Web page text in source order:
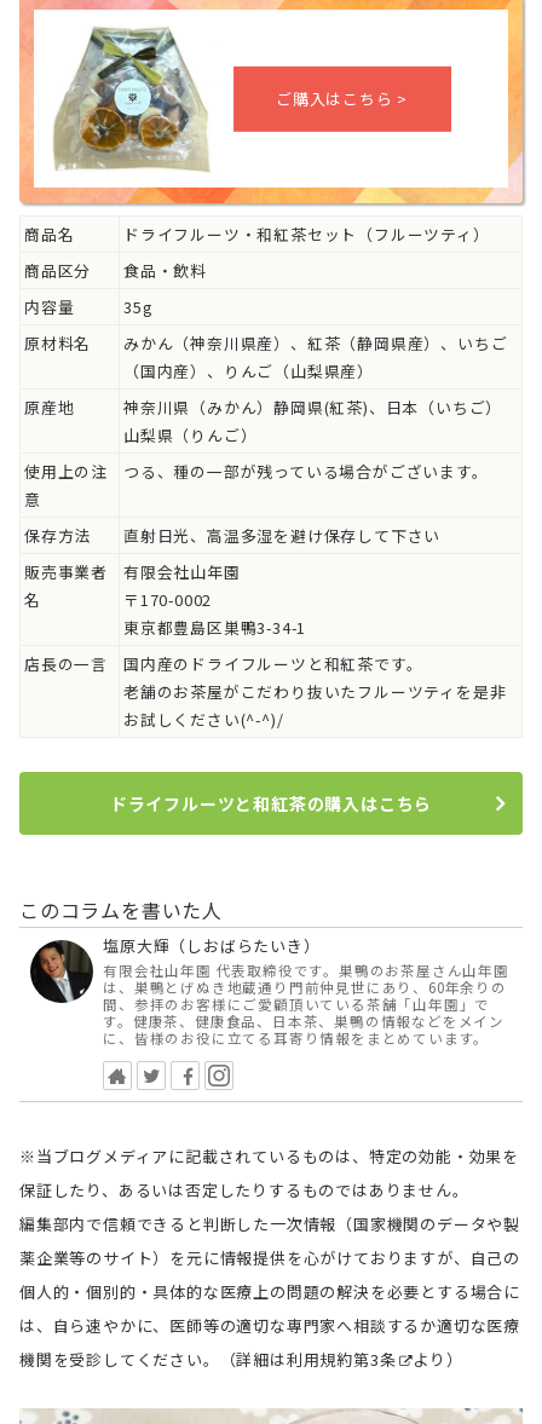
商品名
ドライフルーツ・和紅茶セット（フルーツティ）
商品区分
食品・飲料
内容量
35g
原材料名
みかん（神奈川県産）、紅茶（静岡県産）、いちご
（国内産）、りんご（山梨県産）
原産地
神奈川県（みかん）静岡県(紅茶)、日本（いちご）
山梨県（りんご）
使用上の注
意
つる、種の一部が残っている場合がございます。
保存方法
直射日光、高温多湿を避け保存して下さい
販売事業者
名
有限会社山年園
〒170-0002
東京都豊島区巣鴨3-34-1
店長の一言
国内産のドライフルーツと和紅茶です。
老舗のお茶屋がこだわり抜いたフルーツティを是非
お試しください(^-^)/
ドライフルーツと和紅茶の購入はこちら
このコラムを書いた人
塩原大輝（しおばらたいき）
有限会社山年園 代表取締役です。巣鴨のお茶屋さん山年園
は、巣鴨とげぬき地蔵通り門前仲見世にあり、60年余りの
間、参拝のお客様にご愛顧頂いている茶舗「山年園」で
す。健康茶、健康食品、日本茶、巣鴨の情報などをメイン
に、皆様のお役に立てる耳寄り情報をまとめています。
※当ブログメディアに記載されているものは、特定の効能・効果を
保証したり、あるいは否定したりするものではありません。
編集部内で信頼できると判断した一次情報（国家機関のデータや製
薬企業等のサイト）を元に情報提供を心がけておりますが、自己の
個人的・個別的・具体的な医療上の問題の解決を必要とする場合に
は、自ら速やかに、医師等の適切な専門家へ相談するか適切な医療
機関を受診してください。（詳細は利用規約第3条 より）